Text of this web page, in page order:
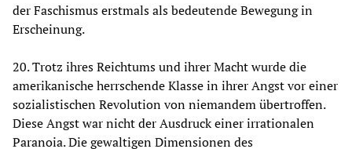
der Faschismus erstmals als bedeutende Bewegung in
Erscheinung.
20. Trotz ihres Reichtums und ihrer Macht wurde die
amerikanische herrschende Klasse in ihrer Angst vor einer
sozialistischen Revolution von niemandem übertroffen.
Diese Angst war nicht der Ausdruck einer irrationalen
Paranoia. Die gewaltigen Dimensionen des